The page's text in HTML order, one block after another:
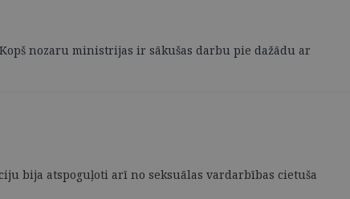
nozaru ministrijas ir sākušas darbu pie dažādu ar
bija atspoguļoti arī no seksuālas vardarbības cietuša